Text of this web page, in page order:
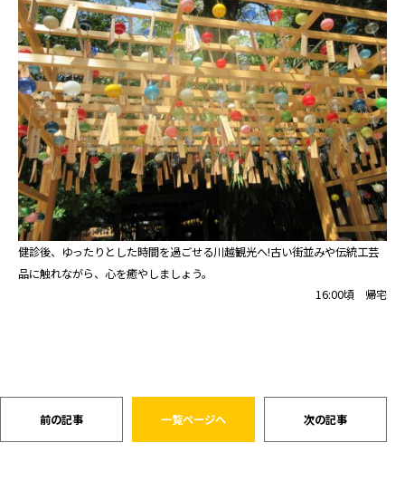
健診後、ゆったりとした時間を過ごせる川越観光へ!古い街並みや伝統工芸
品に触れながら、心を癒やしましょう。
16:00頃 帰宅
前の記事 一覧ページへ 次の記事